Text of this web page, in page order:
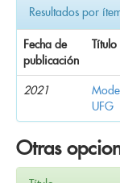
Resultados por
Fecha de
publicación
Título
2021
UFG
Otras